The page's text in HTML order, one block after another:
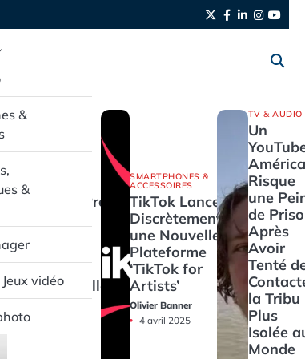
Twitter
Facebook
LinkedIn
&
&
vidéo
SMARTPHONES &
ACCESSOIRES
Pixel Buds Pro
Gamme en
Promotion
Exceptionnelle
4 avril 2025
SMARTPHONES &
ACCESSOIRES
TikTok Lance
Discrètement
une Nouvelle
Plateforme
‘TikTok for
Artists’
Olivier Banner
4 avril 2025
TV & AUDIO
Un
Risque
une
de
Après
Avoir
Tenté
la Tribu
Plus
Isolée
Monde